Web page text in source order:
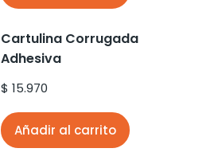
Cartulina Corrugada
Adhesiva
$ 15.970
Añadir al carrito